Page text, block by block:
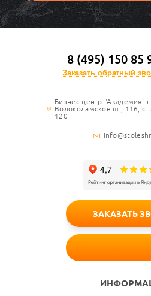
8 (495) 150 85
Заказать обратный
Бизнес-центр "Академия"
Волоколамское ш., 116,
120
ЗАКАЗАТЬ